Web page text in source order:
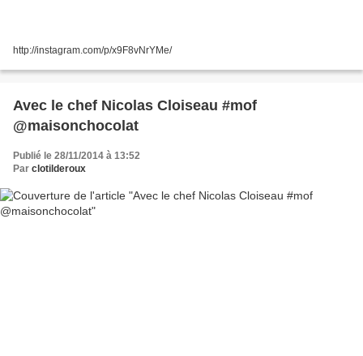
http://instagram.com/p/x9F8vNrYMe/
Avec le chef Nicolas Cloiseau #mof
@maisonchocolat
Publié le 28/11/2014 à 13:52
Par clotilderoux